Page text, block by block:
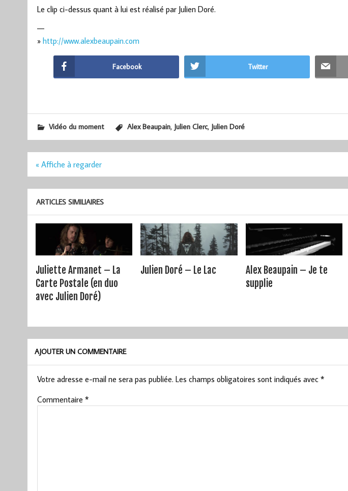
Le clip ci-dessus quant à lui est réalisé par Julien Doré.
—
» http://www.alexbeaupain.com
Facebook Twitter
Vidéo du moment Alex Beaupain, Julien Clerc, Julien Doré
Navigation
l’article
« Affiche à regarder
ARTICLES SIMILIAIRES
Juliette Armanet – La
Carte Postale (en duo
avec Julien Doré)
Julien Doré – Le Lac
Alex Beaupain – Je te
supplie
AJOUTER UN COMMENTAIRE
Votre adresse e-mail ne sera pas publiée. Les champs obligatoires sont indiqués avec *
Commentaire *